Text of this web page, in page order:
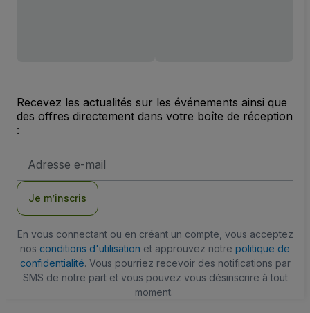
Recevez les actualités sur les événements ainsi que
des offres directement dans votre boîte de réception
:
e-
Je m’inscris
En vous connectant ou en créant un compte, vous acceptez
nos conditions d'utilisation et approuvez notre politique de
confidentialité. Vous pourriez recevoir des notifications par
SMS de notre part et vous pouvez vous désinscrire à tout
moment.